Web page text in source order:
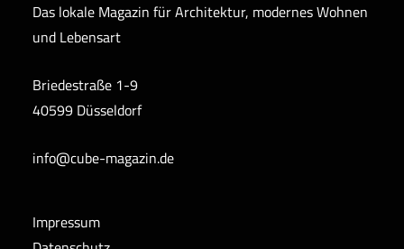
Das lokale Magazin für Architektur, modernes Wohnen
und Lebensart
Briedestraße 1-9
40599 Düsseldorf
info@cube-magazin.de
Impressum